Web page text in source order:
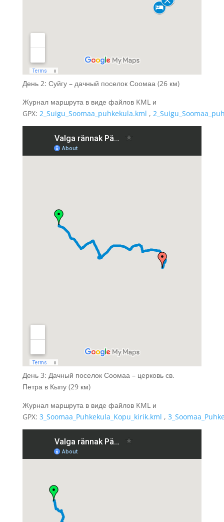
День 2: Суйгу – дачный поселок Соомаа (26 км)
Журнал маршрута в виде файлов KML и
GPX: 2_Suigu_Soomaa_puhkekula.kml ,
День 3: Дачный поселок Соомаа – церковь св.
Петра в Кыпу (29 км)
Журнал маршрута в виде файлов KML и
GPX: 3_Soomaa_Puhkekula_Kopu_kirik.kml ,